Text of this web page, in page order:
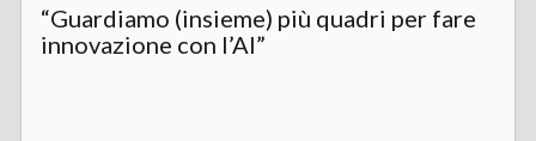
“Guardiamo (insieme) più quadri per fare
innovazione con l’AI”